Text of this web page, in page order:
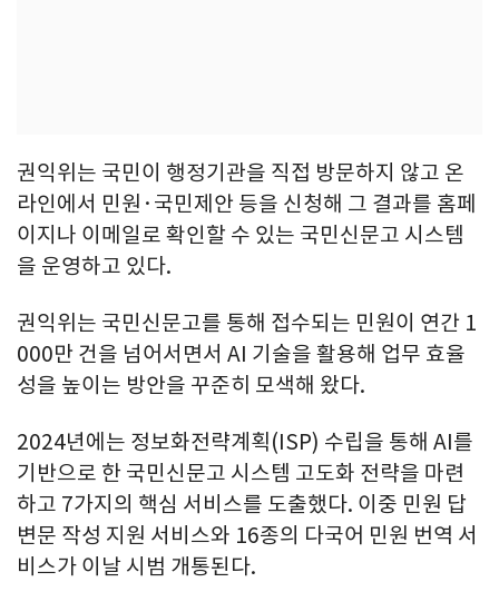
권익위는 국민이 행정기관을 직접 방문하지 않고 온
라인에서 민원·국민제안 등을 신청해 그 결과를 홈페
이지나 이메일로 확인할 수 있는 국민신문고 시스템
을 운영하고 있다.
권익위는 국민신문고를 통해 접수되는 민원이 연간 1
000만 건을 넘어서면서 AI 기술을 활용해 업무 효율
성을 높이는 방안을 꾸준히 모색해 왔다.
2024년에는 정보화전략계획(ISP) 수립을 통해 AI를
기반으로 한 국민신문고 시스템 고도화 전략을 마련
하고 7가지의 핵심 서비스를 도출했다. 이중 민원 답
변문 작성 지원 서비스와 16종의 다국어 민원 번역 서
비스가 이날 시범 개통된다.